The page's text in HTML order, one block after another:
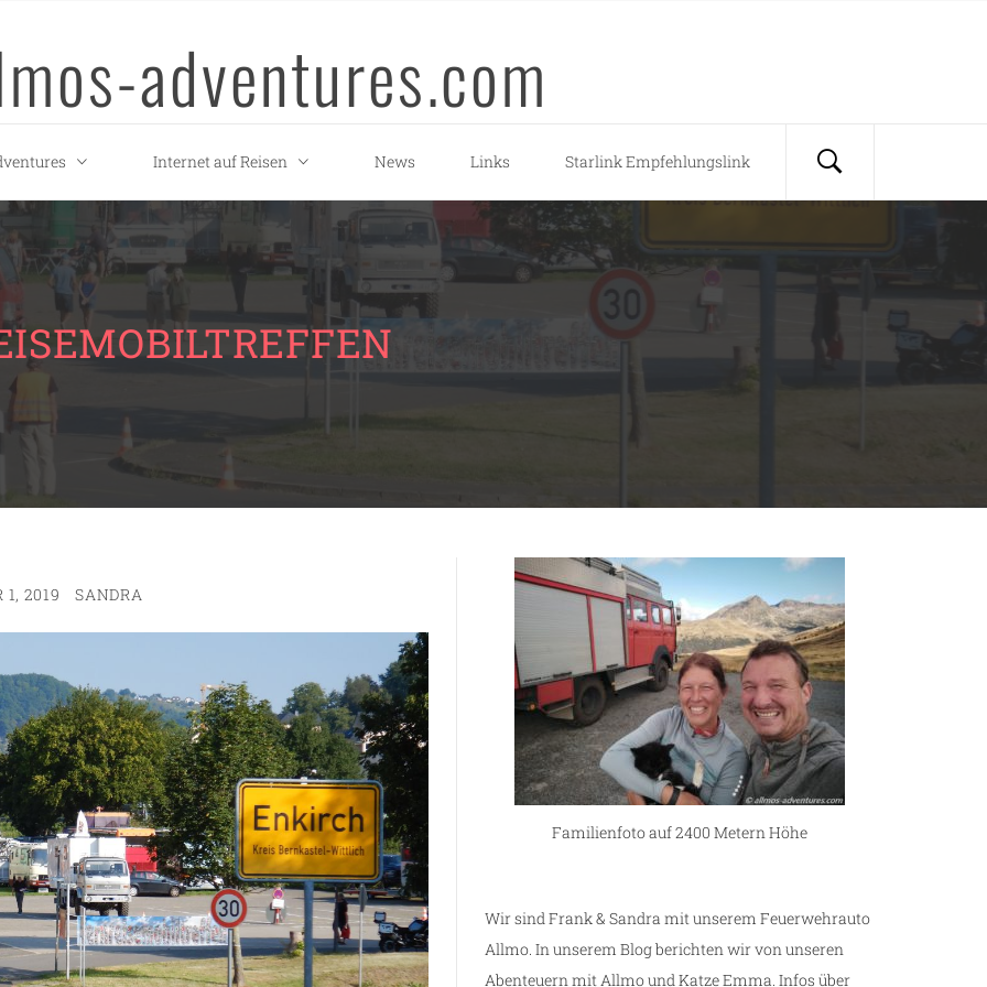
adventures.com
Internet auf Reisen News Links Starlink Empfehlungslink
1, 2019 SANDRA
Familienfoto auf 2400 Metern Höhe
Wir sind Frank & Sandra mit unserem Feuerwehrauto
Allmo. In unserem Blog berichten wir von unseren
Abenteuern mit Allmo und Katze Emma. Infos über